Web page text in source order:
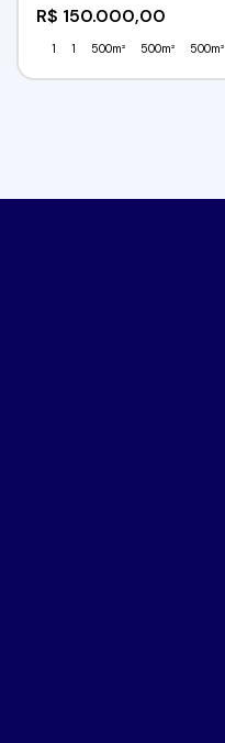
R$ 150.000,00
1 1 500m² 500m² 500m²